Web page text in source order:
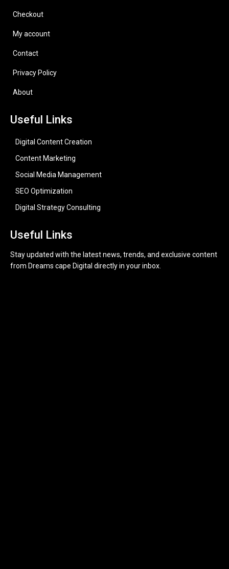
Checkout
My account
Contact
Privacy Policy
About
Useful Links
Digital Content Creation
Content Marketing
Social Media Management
SEO Optimization
Digital Strategy Consulting
Useful Links
Stay updated with the latest news, trends, and exclusive content
from Dreams cape Digital directly in your inbox.